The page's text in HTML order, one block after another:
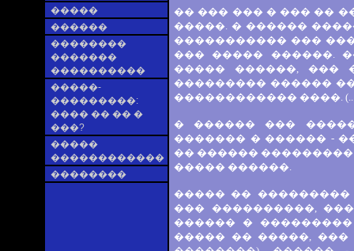
�����
������
��������
�������
����������
�����-
���������:
���� �� �� �
���?
�����
������������
��������
�� ��� ��� � ��� ��
�����. � ������
����������� ���
��� ����� ������.
����� ������, ���
��������� ������
������������ ����.
� ������ ���
������� � ������ -
�� ������
����� ������.
����� ��
��� ����������,
������ �
����� �� �����, ���